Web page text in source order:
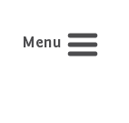
Menu